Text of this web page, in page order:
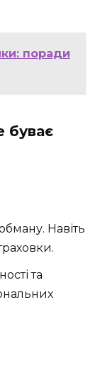
поради
буває
Навіть
та